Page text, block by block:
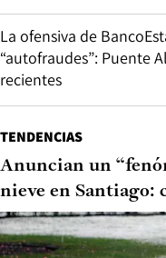
La ofensiva de
“autofraudes”: Puente
recientes
TENDENCIAS
Anuncian un
nieve en Santiago: